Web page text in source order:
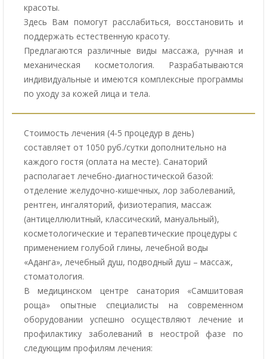
красоты.
Здесь Вам помогут расслабиться, восстановить и
поддержать естественную красоту.
Предлагаются различные виды массажа, ручная и
механическая косметология. Разрабатываются
индивидуальные и имеются комплексные программы
по уходу за кожей лица и тела.
Стоимость лечения (4-5 процедур в день)
составляет от 1050 руб./сутки дополнительно на
каждого гостя (оплата на месте). Санаторий
располагает лечебно-диагностической базой:
отделение желудочно-кишечных, лор заболеваний,
рентген, ингаляторий, физиотерапия, массаж
(антицеллюлитный, классический, мануальный),
косметологические и терапевтические процедуры с
применением голубой глины, лечебной воды
«Аданга», лечебный душ, подводный душ – массаж,
стоматология.
В медицинском центре санатория «Самшитовая
роща» опытные специалисты на современном
оборудовании успешно осуществляют лечение и
профилактику заболеваний в неострой фазе по
следующим профилям лечения: